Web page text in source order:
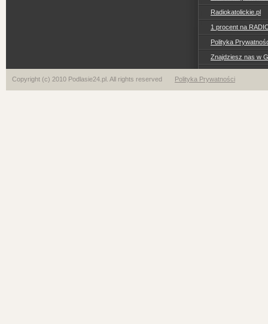
Radiokatolickie.pl
1 procent na
Polityka
Znajdziesz nas w
Copyright (c) 2010 Podlasie24.pl. All rights reserved Polityka Prywatności